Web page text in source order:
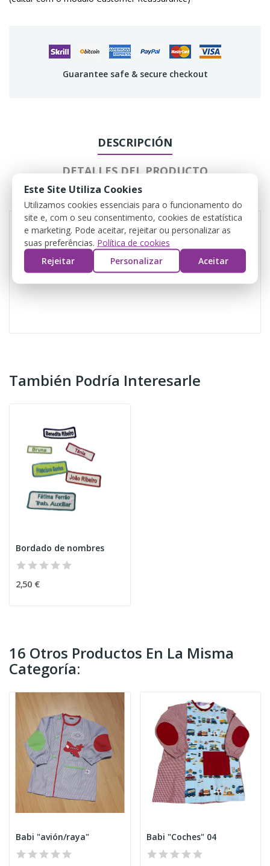
Guarantee safe & secure checkout
DESCRIPCIÓN
DETALLES DEL PRODUCTO
REVIEWS
También Podría Interesarle
Bordado de nombres
2,50 €
16 Otros Productos En La Misma
Categoría:
Babi "avión/raya" Babi "Coches" 04
Este Site Utiliza Cookies
Utilizamos cookies essenciais para o funcionamento do
site e, com o seu consentimento, cookies de estatística
e marketing. Pode aceitar, rejeitar ou personalizar as
suas preferências. Política de cookies
Rejeitar
Personalizar Aceitar